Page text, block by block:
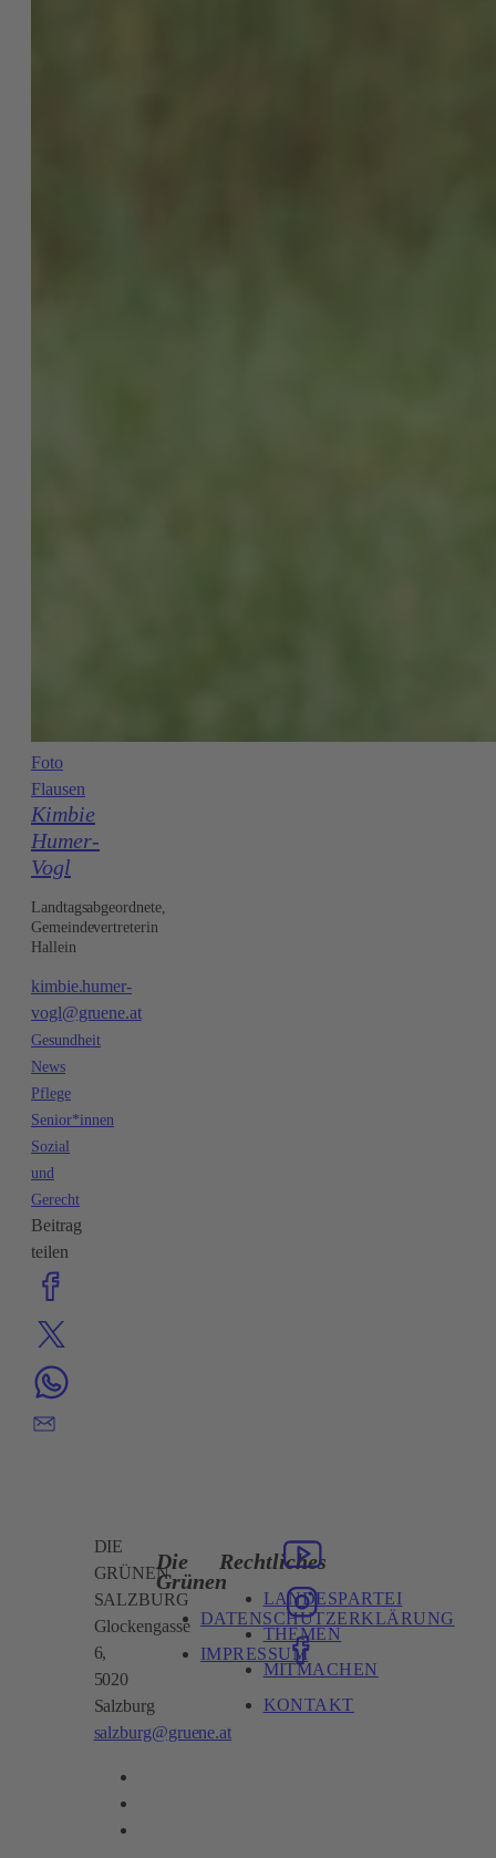
Foto
Flausen
Kimbie
Humer-
Vogl
Landtagsabgeordnete,
Gemeindevertreterin
Hallein
kimbie.humer-
vogl@gruene.at
Gesundheit
News
Pflege
Senior*innen
Sozial
und
Gerecht
Beitrag
teilen
DIE
GRÜNEN
SALZBURG
Glockengasse
6,
5020
Salzburg
salzburg@gruene.at
Die
Grünen
DATENSCHUTZERKLÄRUNG
IMPRESSUM
Rechtliches
LANDESPARTEI
THEMEN
MITMACHEN
KONTAKT